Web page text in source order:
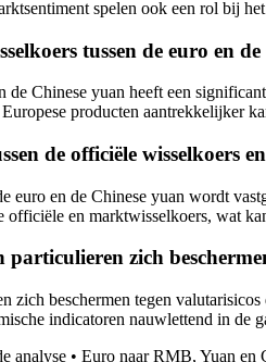
spelen ook een rol bij
tussen de euro en
de Chinese yuan heeft een
producten aantrekkelijker
de officiële wisselkoers
euro en de Chinese yuan wordt
officiële en marktwisselkoers, wat
zich
zich beschermen tegen
indicatoren nauwlettend in de
analyse • Euro naar RMB, Yuan en